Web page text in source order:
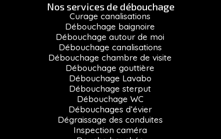
Nos services de débouchage
Curage canalisations
Débouchage baignoire
Débouchage autour de moi
Débouchage canalisations
Débouchage chambre de visite
Débouchage gouttière
Débouchage Lavabo
Débouchage sterput
Débouchage WC
Débouchages d’évier
Dégraissage des conduites
Inspection caméra